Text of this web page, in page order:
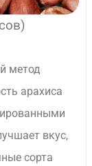
метод
арахиса
вкус,
сорта